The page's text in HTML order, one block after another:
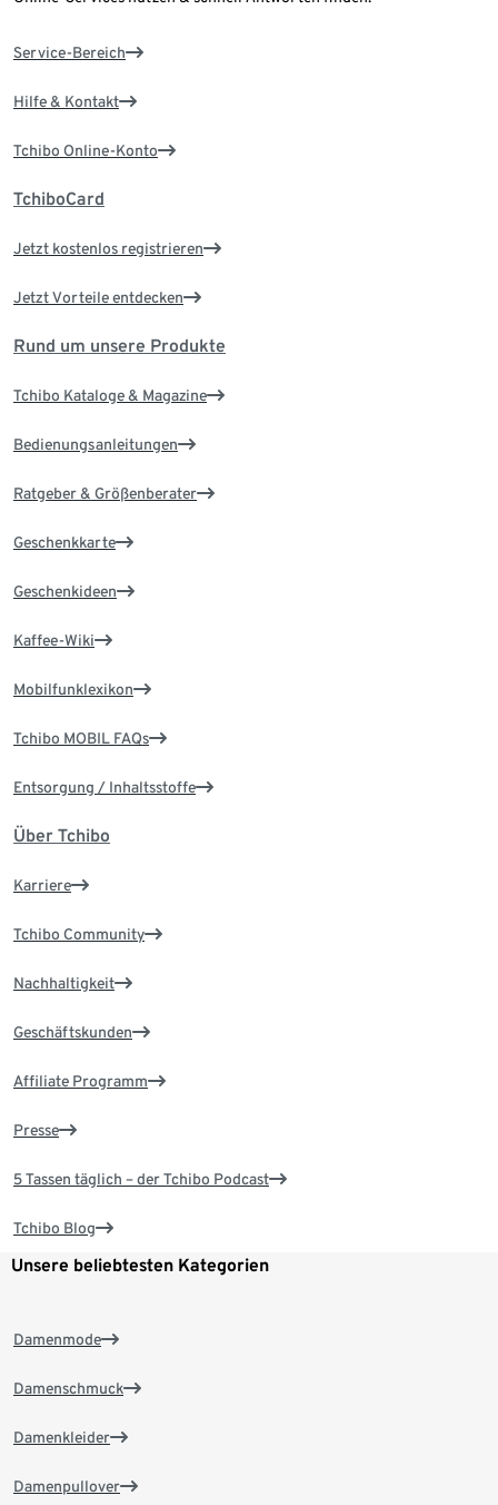
Service-Bereich
Hilfe & Kontakt
Tchibo Online-Konto
TchiboCard
Jetzt kostenlos registrieren
Jetzt Vorteile entdecken
Rund um unsere Produkte
Tchibo Kataloge & Magazine
Bedienungsanleitungen
Ratgeber & Größenberater
Geschenkkarte
Geschenkideen
Kaffee-Wiki
Mobilfunklexikon
Tchibo MOBIL FAQs
Entsorgung / Inhaltsstoffe
Über Tchibo
Karriere
Tchibo Community
Nachhaltigkeit
Geschäftskunden
Affiliate Programm
Presse
5 Tassen täglich – der Tchibo Podcast
Tchibo Blog
Unsere beliebtesten Kategorien
Damenmode
Damenschmuck
Damenkleider
Damenpullover